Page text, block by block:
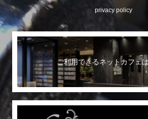
privacy policy
ご利用できるネットカフェ